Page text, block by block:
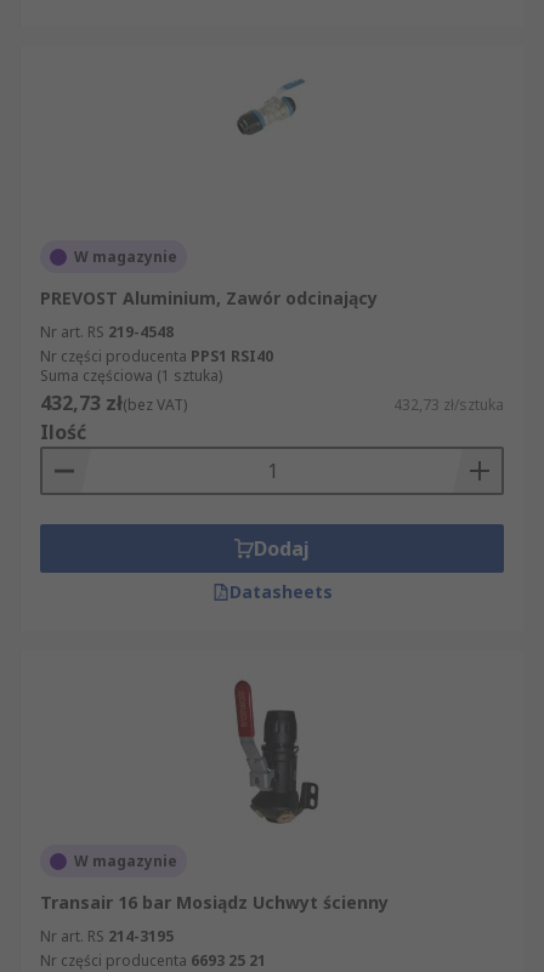
W magazynie
PREVOST Aluminium, Zawór odcinający
Nr art. RS 219-4548
Nr części producenta PPS1 RSI40
Suma częściowa (1 sztuka)
432,73 zł(bez VAT) 432,73 zł/sztuka
Ilość
Dodaj
Datasheets
W magazynie
Transair 16 bar Mosiądz Uchwyt ścienny
Nr art. RS 214-3195
Nr części producenta 6693 25 21